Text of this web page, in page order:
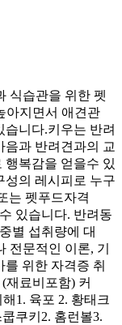
식습관을 위한 펫
아지면서 애견관
습니다.키우는 반려
음과 반려견과의 교
행복감을 얻을수 있
의 레시피로 누구
는 펫푸드자격
있습니다. 반려동
별 섭취량에 대
전문적인 이론, 기
위한 자격증 취
료비포함) 커
1. 육포 2. 황태크
쿠키2. 홈런볼3.